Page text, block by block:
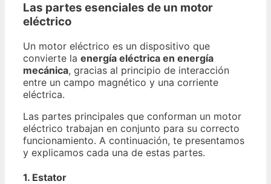
Las partes esenciales de un motor
eléctrico
Un motor eléctrico es un dispositivo que
convierte la energía eléctrica en energía
mecánica, gracias al principio de interacción
entre un campo magnético y una corriente
eléctrica.
Las partes principales que conforman un motor
eléctrico trabajan en conjunto para su correcto
funcionamiento. A continuación, te presentamos
y explicamos cada una de estas partes.
1. Estator